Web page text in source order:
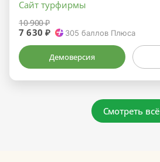
Сайт турфирмы
10 900 ₽
7 630 ₽ 305 баллов Плюса
Демоверсия
Смотреть всё